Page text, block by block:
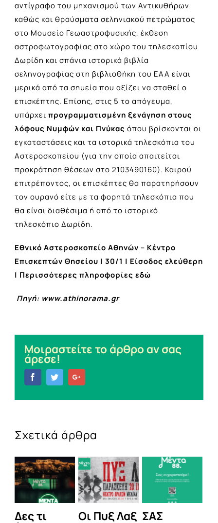
αντίγραφο του μηχανισμού των Αντικυθήρων
καθώς και θραύσματα σεληνιακού πετρώματος
στο Μουσείο Γεωαστροφυσικής, έκθεση
αστροφωτογραφίας στο χώρο του τηλεσκοπίου
Δωρίδη και σπάνια ιστορικά βιβλία
σεληνογραφίας στη βιβλιοθήκη του ΕΑΑ είναι
μερικά από τα σημεία που αξίζει να σταθεί ο
επισκέπτης. Επίσης, στις 5 το απόγευμα,
υπάρχει προγραμματισμένη ξενάγηση στους
λόφους Νυμφών και Πνύκας όπου βρίσκονται οι
εγκαταστάσεις και τα ιστορικά τηλεσκόπια του
Αστεροσκοπείου (για την οποία απαιτείται
προκράτηση θέσεων στο 2103490160). Καιρού
επιτρέποντος, οι επισκέπτες θα παρατηρήσουν
τον ουρανό είτε με τα φορητά τηλεσκόπια που
θα είναι διαθέσιμα ή από το ιστορικό
τηλεσκόπιο Δωρίδη.
Εθνικό Αστεροσκοπείο Αθηνών – Κέντρο
Επισκεπτών Θησείου | 30/1 | Είσοδος ελεύθερη
| Περισσότερες πληροφορίες εδώ
Πηγή: www.athinorama.gr
Μοιραστείτε το άρθρο αν σας
άρεσε!
FacebookTwitter
Σχετικά άρθρα
Δες τι Οι Πυξ Λαξ ΣΑΣ